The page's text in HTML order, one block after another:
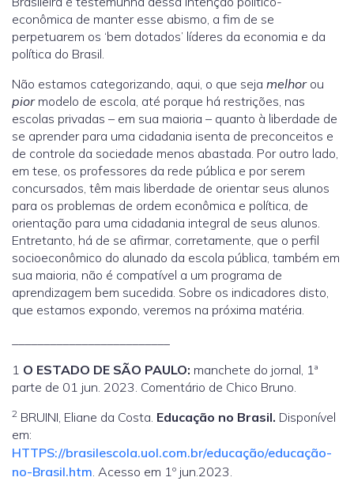
econômica de manter esse abismo, a fim de se
perpetuarem os ‘bem dotados’ líderes da economia e da
política do Brasil.
Não estamos categorizando, aqui, o que seja melhor ou
pior modelo de escola, até porque há restrições, nas
escolas privadas – em sua maioria – quanto à liberdade de
se aprender para uma cidadania isenta de preconceitos e
de controle da sociedade menos abastada. Por outro lado,
em tese, os professores da rede pública e por serem
concursados, têm mais liberdade de orientar seus alunos
para os problemas de ordem econômica e política, de
orientação para uma cidadania integral de seus alunos.
Entretanto, há de se afirmar, corretamente, que o perfil
socioeconômico do alunado da escola pública, também em
sua maioria, não é compatível a um programa de
aprendizagem bem sucedida. Sobre os indicadores disto,
que estamos expondo, veremos na próxima matéria.
1 O ESTADO DE SÃO PAULO: manchete do jornal, 1ª
parte de 01 jun. 2023. Comentário de Chico Bruno.
2 BRUINI, Eliane da Costa. Educação no Brasil. Disponível
em:
HTTPS://brasilescola.uol.com.br/educação/educação-
no-Brasil.htm. Acesso em 1º jun.2023.